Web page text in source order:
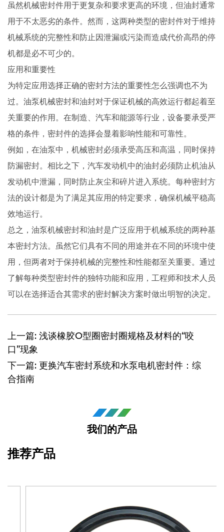
虽然机械密封件用于更复杂和要求更高的环境，但油封通常
用于不太恶劣的条件。然而，这两种类型的密封件对于维持
机械系统的完整性和防止因泄漏或污染而造成代价高昂的停
机都是必不可少的。
应用和重要性
为特定应用选择正确的密封方法的重要性怎么强调也不为
过。油泵机械密封和油封对于保证机械的高效运行都起着至
关重要的作用。在制造、汽车和能源等行业，设备要承受严
格的条件，密封件的选择会显着影响性能和可靠性。
例如，在油泵中，机械密封必须承受高压和高温，同时保持
防漏密封。相比之下，汽车发动机中的油封必须防止机油从
发动机中泄漏，同时防止灰尘和碎片进入系统。每种密封方
法的设计都是为了满足其应用的特定要求，确保机械平稳高
效地运行。
总之，油泵机械密封和油封是广泛应用于机械系统的两种基
本密封方法。虽然它们具有不同的用途并在不同的环境中使
用，但两者对于保持机械的完整性和性能都至关重要。通过
了解每种类型密封件的独特功能和应用，工程师和技术人员
可以在选择适合其需求的密封解决方案时做出明智的决定。
上一篇: 浅谈橡胶O型圈密封圈规格及材料的“咬
口”现象
下一篇: 更换汽车密封系统和水泵电机密封件：综
合指南
我们的产品
推荐产品